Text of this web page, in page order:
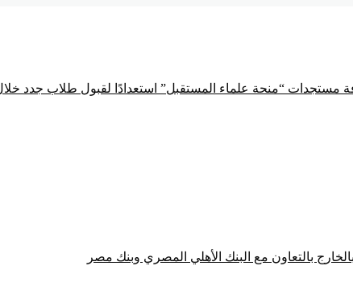
مستجدات “منحة علماء المستقبل” استعدادًا لقبول طلاب جدد
بالتعاون مع البنك الأهلي المصري وبنك مصر